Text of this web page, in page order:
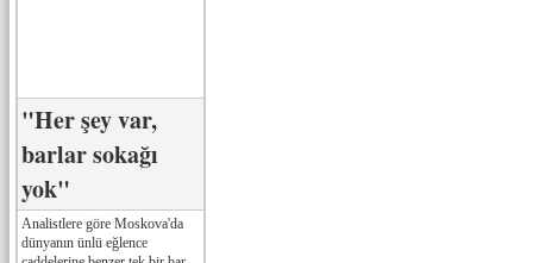
"Her şey var,
barlar sokağı
yok"
Analistlere göre Moskova'da
dünyanın ünlü eğlence